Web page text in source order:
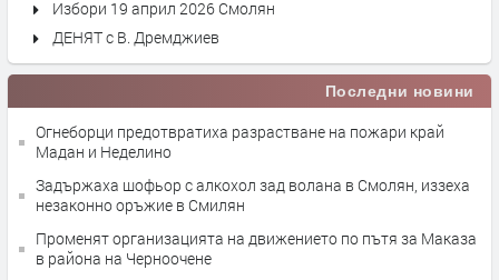
Избори 19 април 2026 Смолян
ДЕНЯТ с В. Дремджиев
Последни новини
Огнеборци предотвратиха разрастване на пожари край
Мадан и Неделино
Задържаха шофьор с алкохол зад волана в Смолян, иззеха
незаконно оръжие в Смилян
Променят организацията на движението по пътя за Маказа
в района на Черноочене